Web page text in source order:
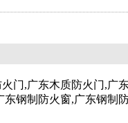
门,广东木质防火门,广
钢制防火窗,广东钢制